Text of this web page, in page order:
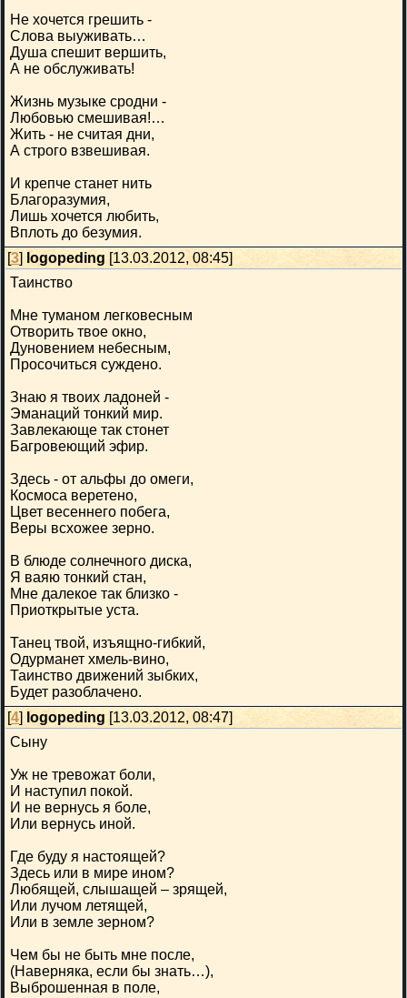
Не хочется грешить -
Слова выуживать…
Душа спешит вершить,
А не обслуживать!
Жизнь музыке сродни -
Любовью смешивая!…
Жить - не считая дни,
А строго взвешивая.
И крепче станет нить
Благоразумия,
Лишь хочется любить,
Вплоть до безумия.
[3] logopeding [13.03.2012, 08:45]
Таинство
Мне туманом легковесным
Отворить твое окно,
Дуновением небесным,
Просочиться суждено.
Знаю я твоих ладоней -
Эманаций тонкий мир.
Завлекающе так стонет
Багровеющий эфир.
Здесь - от альфы до омеги,
Космоса веретено,
Цвет весеннего побега,
Веры всхожее зерно.
В блюде солнечного диска,
Я ваяю тонкий стан,
Мне далекое так близко -
Приоткрытые уста.
Танец твой, изъящно-гибкий,
Одурманет хмель-вино,
Таинство движений зыбких,
Будет разоблачено.
[4] logopeding [13.03.2012, 08:47]
Сыну
Уж не тревожат боли,
И наступил покой.
И не вернусь я боле,
Или вернусь иной.
Где буду я настоящей?
Здесь или в мире ином?
Любящей, слышащей – зрящей,
Или лучом летящей,
Или в земле зерном?
Чем бы не быть мне после,
(Наверняка, если бы знать…),
Выброшенная в поле,